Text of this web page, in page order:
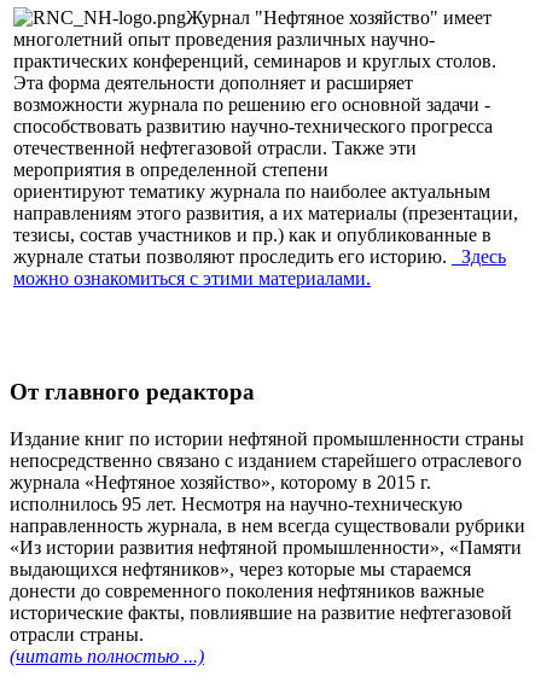
Журнал "Нефтяное хозяйство" имеет
многолетний опыт проведения различных научно-
практических конференций, семинаров и круглых столов.
Эта форма деятельности дополняет и расширяет
возможности журнала по решению его основной задачи -
способствовать развитию научно-технического прогресса
отечественной нефтегазовой отрасли. Также эти
мероприятия в определенной степени
ориентируют тематику журнала по наиболее актуальным
направлениям этого развития, а их материалы (презентации,
тезисы, состав участников и пр.) как и опубликованные в
журнале статьи позволяют проследить его историю.
Здесь
можно ознакомиться с этими материалами.
От главного редактора
Издание книг по истории нефтяной промышленности страны
непосредственно связано с изданием старейшего отраслевого
журнала «Нефтяное хозяйство», которому в 2015 г.
исполнилось 95 лет. Несмотря на научно-техническую
направленность журнала, в нем всегда существовали рубрики
«Из истории развития нефтяной промышленности», «Памяти
выдающихся нефтяников», через которые мы стараемся
донести до современного поколения нефтяников важные
исторические факты, повлиявшие на развитие нефтегазовой
отрасли страны.
(читать полностью ...)